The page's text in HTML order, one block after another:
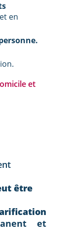
en
et
être
et